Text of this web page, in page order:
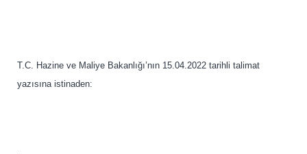
T.C. Hazine ve Maliye Bakanlığı’nın 15.04.2022 tarihli talimat
yazısına istinaden: